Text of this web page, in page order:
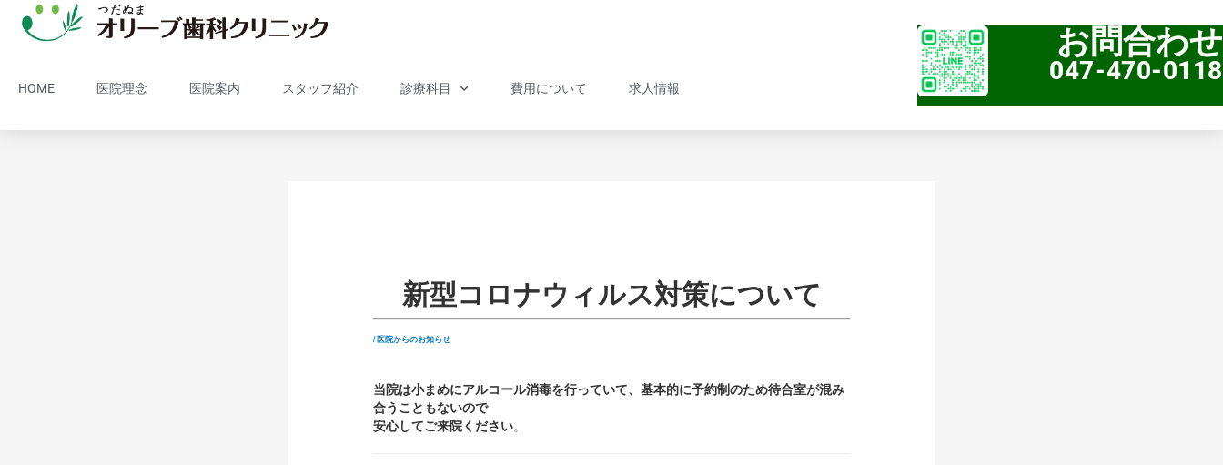
HOME 医院理念 医院案内 スタッフ紹介 診療科目 費用について 求人情報
お問合わせ
047-470-0118
新型コロナウィルス対策について
/医院からのお知らせ
当院は小まめにアルコール消毒を行っていて、基本的に予約制のため待合室が混み
合うこともないので
安心してご来院ください。